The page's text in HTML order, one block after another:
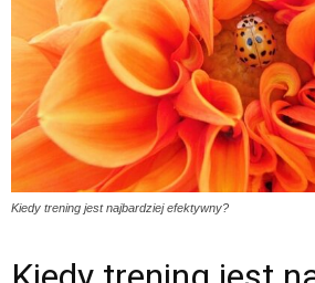
Kiedy trening jest najbardziej efektywny?